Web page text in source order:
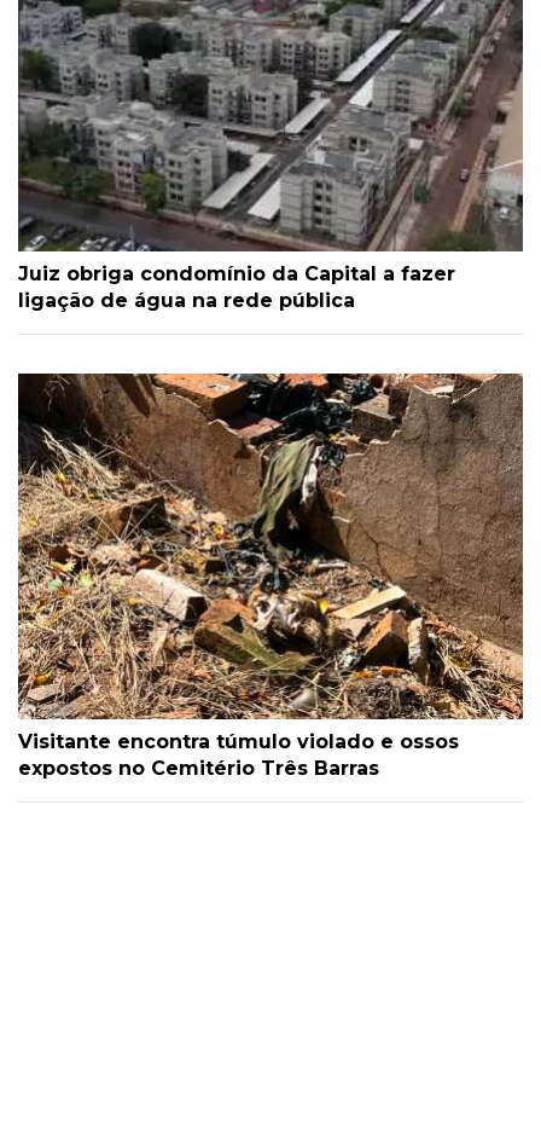
Juiz obriga condomínio da Capital a fazer
ligação de água na rede pública
Visitante encontra túmulo violado e ossos
expostos no Cemitério Três Barras